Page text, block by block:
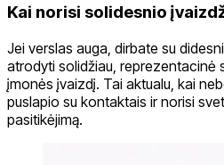
Kai norisi solidesnio
Jei verslas auga, dirbate su
atrodyti solidžiau, reprezentacinė
įmonės įvaizdį. Tai aktualu, kai
puslapio su kontaktais ir norisi
pasitikėjimą.